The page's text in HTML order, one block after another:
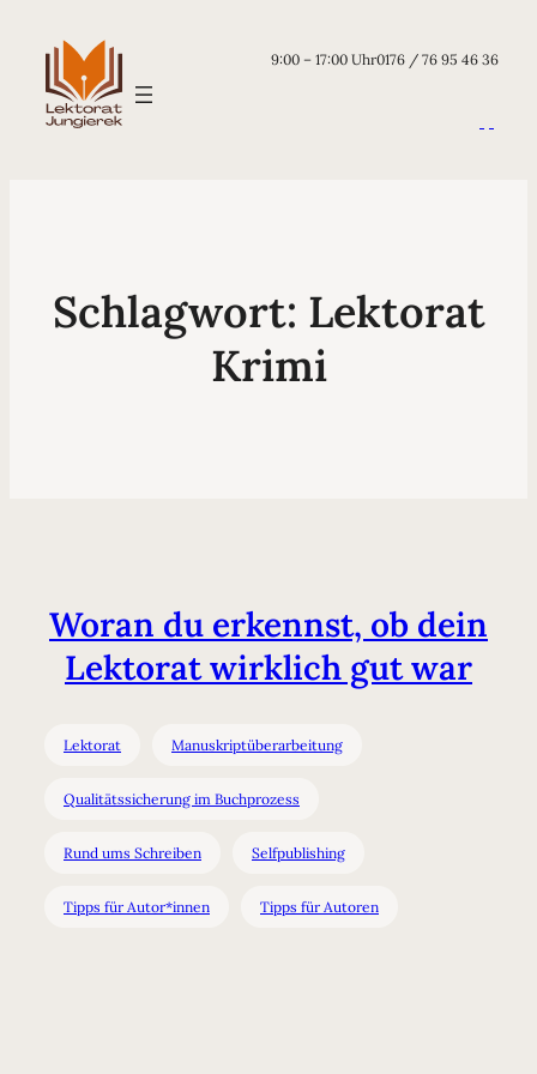
9:00 – 17:00 Uhr0176 / 76 95 46 36
Schlagwort: Lektorat
Krimi
Woran du erkennst, ob dein
Lektorat wirklich gut war
Lektorat Manuskriptüberarbeitung
Qualitätssicherung im Buchprozess
Rund ums Schreiben Selfpublishing
Tipps für Autor*innen Tipps für Autoren